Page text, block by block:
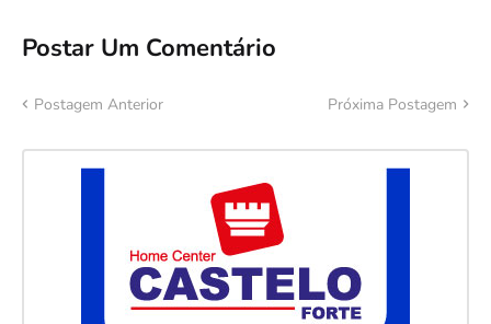
Postar Um Comentário
Postagem Anterior Próxima Postagem